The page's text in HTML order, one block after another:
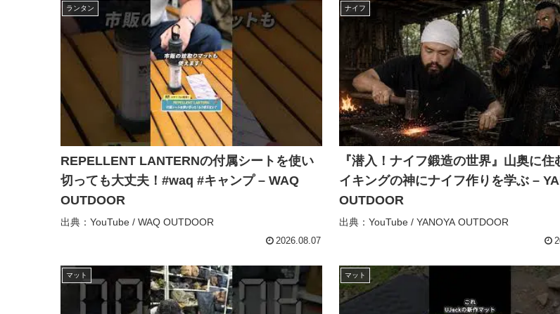
ランタン
REPELLENT LANTERNの付属シートを使い
切っても大丈夫！#waq #キャンプ – WAQ
OUTDOOR
出典：YouTube / WAQ OUTDOOR
2026.08.07
ナイフ
『潜入！ナイフ鍛造の世界』山奥に住
イキングの神にナイフ作りを学ぶ –
OUTDOOR
出典：YouTube / YANOYA OUTDOOR
マット マット